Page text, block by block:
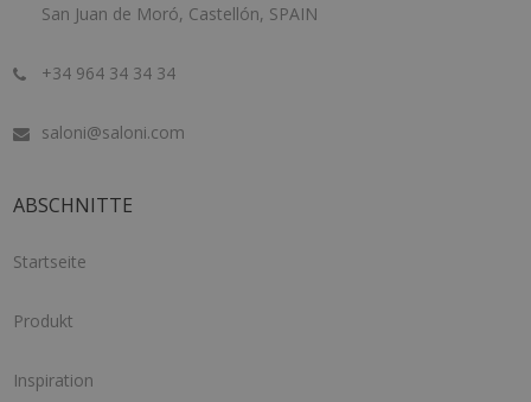
San Juan de Moró, Castellón, SPAIN
+34 964 34 34 34
saloni@saloni.com
ABSCHNITTE
Startseite
Produkt
Inspiration